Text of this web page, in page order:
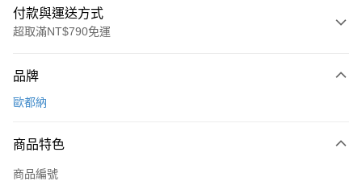
付款與運送方式
超取滿NT$790免運
信用卡一次付款
3 期 0 利率 每期
合作金庫商業銀行
品牌
歐都納
商品特色
商品編號